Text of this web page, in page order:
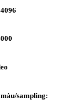
sampling: